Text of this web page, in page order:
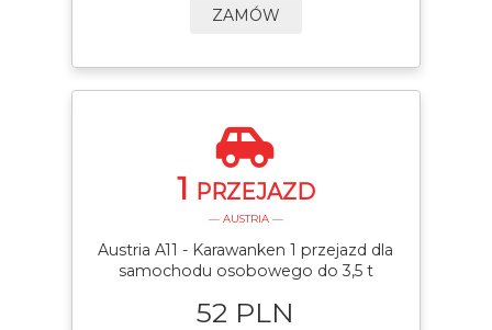
ZAMÓW
1 PRZEJAZD
— AUSTRIA —
Austria A11 - Karawanken 1 przejazd dla
samochodu osobowego do 3,5 t
52 PLN